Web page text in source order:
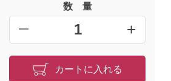
数 量
━ +
カートに入れる